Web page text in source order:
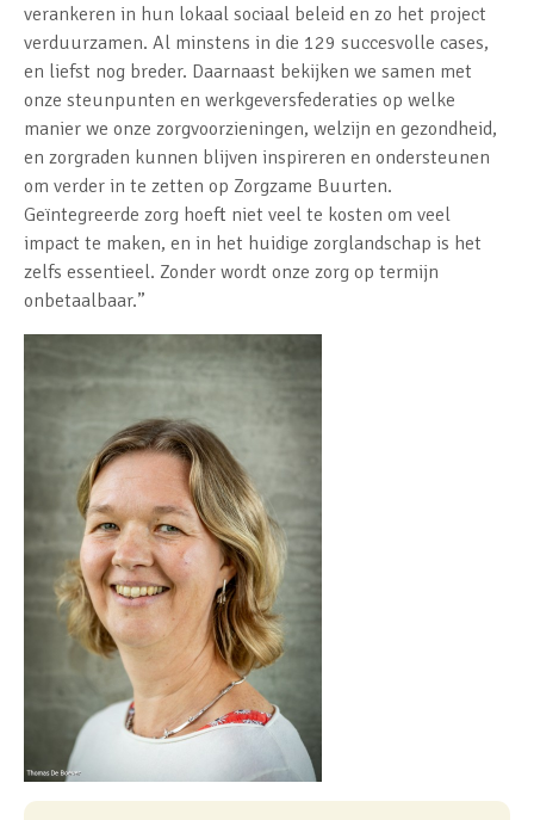
verankeren in hun lokaal sociaal beleid en zo het project
verduurzamen. Al minstens in die 129 succesvolle cases,
en liefst nog breder. Daarnaast bekijken we samen met
onze steunpunten en werkgeversfederaties op welke
manier we onze zorgvoorzieningen, welzijn en gezondheid,
en zorgraden kunnen blijven inspireren en ondersteunen
om verder in te zetten op Zorgzame Buurten.
Geïntegreerde zorg hoeft niet veel te kosten om veel
impact te maken, en in het huidige zorglandschap is het
zelfs essentieel. Zonder wordt onze zorg op termijn
onbetaalbaar.”